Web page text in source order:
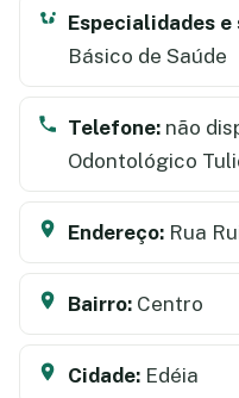
Especialidades e
Básico de Saúde
Telefone: não
Odontológico
Endereço: Rua
Bairro: Centro
Cidade: Edéia